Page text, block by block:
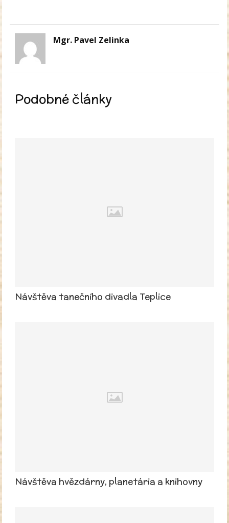
Mgr. Pavel Zelinka
Podobné články
Návštěva tanečního divadla Teplice
Návštěva hvězdárny, planetária a knihovny